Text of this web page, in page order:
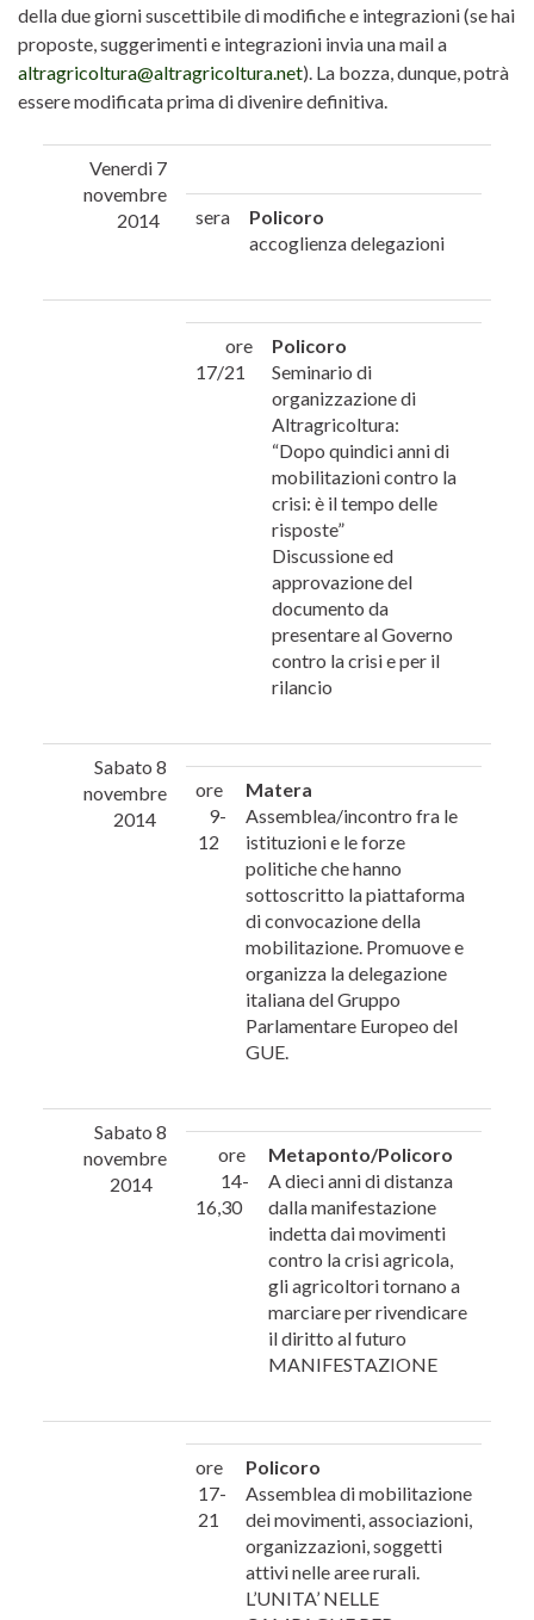
della due giorni suscettibile di modifiche e integrazioni (se hai
proposte, suggerimenti e integrazioni invia una mail a
altragricoltura@altragricoltura.net). La bozza, dunque, potrà
essere modificata prima di divenire definitiva.
Venerdi 7
novembre
2014
sera
Policoro
accoglienza delegazioni
ore
17/21
Policoro
Seminario di
organizzazione di
Altragricoltura:
“Dopo quindici anni di
mobilitazioni contro la
crisi: è il tempo delle
risposte”
Discussione ed
approvazione del
documento da
presentare al Governo
contro la crisi e per il
rilancio
Sabato 8
novembre
2014
ore
9-
12
Matera
Assemblea/incontro fra le
istituzioni e le forze
politiche che hanno
sottoscritto la piattaforma
di convocazione della
mobilitazione. Promuove e
organizza la delegazione
italiana del Gruppo
Parlamentare Europeo del
GUE.
Sabato 8
novembre
2014
ore
14-
16,30
Metaponto/Policoro
A dieci anni di distanza
dalla manifestazione
indetta dai movimenti
contro la crisi agricola,
gli agricoltori tornano a
marciare per rivendicare
il diritto al futuro
MANIFESTAZIONE
ore
17-
21
Policoro
Assemblea di mobilitazione
dei movimenti, associazioni,
organizzazioni, soggetti
attivi nelle aree rurali.
L’UNITA’ NELLE